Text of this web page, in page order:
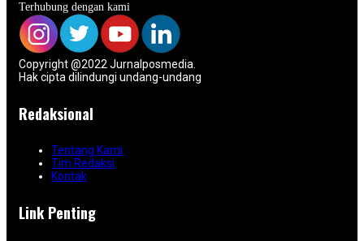
Terhubung dengan kami
Copyright @2022 Jurnalposmedia.
Hak cipta dilindungi undang-undang
Redaksional
Tentang Kami
Tim Redaksi
Kontak
Link Penting